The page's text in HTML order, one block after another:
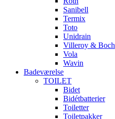
Sanibell
Termix
Toto
Unidrain
Villeroy & Boch
Vola
Wavin
Badeværelse
TOILET
Bidet
Bidétbatterier
Toiletter
Toiletpakker